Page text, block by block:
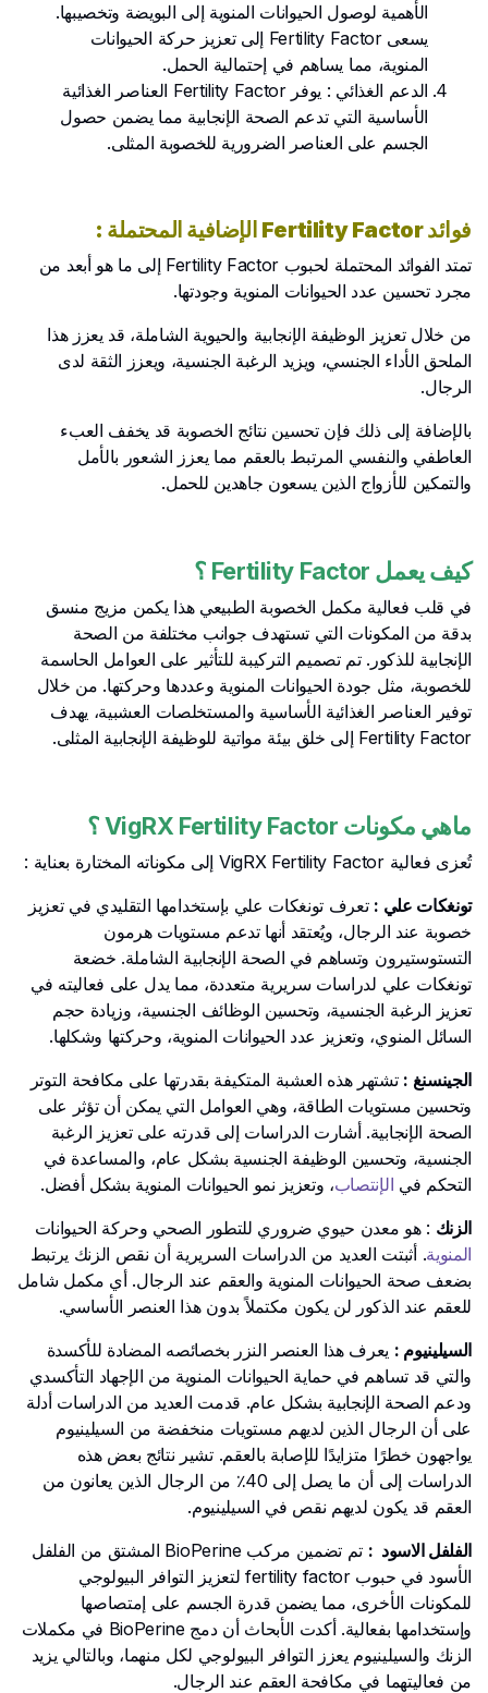
الأهمية لوصول الحيوانات المنوية إلى البويضة وتخصيبها.
يسعى Fertility Factor إلى تعزيز حركة الحيوانات
المنوية، مما يساهم في إحتمالية الحمل.
الدعم الغذائي : يوفر Fertility Factor العناصر الغذائية
الأساسية التي تدعم الصحة الإنجابية مما يضمن حصول
الجسم على العناصر الضرورية للخصوبة المثلى.
فوائد Fertility Factor الإضافية المحتملة :
تمتد الفوائد المحتملة لحبوب Fertility Factor إلى ما هو أبعد من
مجرد تحسين عدد الحيوانات المنوية وجودتها.
من خلال تعزيز الوظيفة الإنجابية والحيوية الشاملة، قد يعزز هذا
الملحق الأداء الجنسي، ويزيد الرغبة الجنسية، ويعزز الثقة لدى
الرجال.
بالإضافة إلى ذلك فإن تحسين نتائج الخصوبة قد يخفف العبء
العاطفي والنفسي المرتبط بالعقم مما يعزز الشعور بالأمل
والتمكين للأزواج الذين يسعون جاهدين للحمل.
كيف يعمل Fertility Factor ؟
في قلب فعالية مكمل الخصوبة الطبيعي هذا يكمن مزيج منسق
بدقة من المكونات التي تستهدف جوانب مختلفة من الصحة
الإنجابية للذكور. تم تصميم التركيبة للتأثير على العوامل الحاسمة
للخصوبة، مثل جودة الحيوانات المنوية وعددها وحركتها. من خلال
توفير العناصر الغذائية الأساسية والمستخلصات العشبية، يهدف
Fertility Factor إلى خلق بيئة مواتية للوظيفة الإنجابية المثلى.
ماهي مكونات VigRX Fertility Factor ؟
تُعزى فعالية VigRX Fertility Factor إلى مكوناته المختارة بعناية :
تونغكات علي : تعرف تونغكات علي بإستخدامها التقليدي في تعزيز
خصوبة عند الرجال، ويُعتقد أنها تدعم مستويات هرمون
التستوستيرون وتساهم في الصحة الإنجابية الشاملة. خضعة
تونغكات علي لدراسات سريرية متعددة، مما يدل على فعاليته في
تعزيز الرغبة الجنسية، وتحسين الوظائف الجنسية، وزيادة حجم
السائل المنوي، وتعزيز عدد الحيوانات المنوية، وحركتها وشكلها.
الجينسنغ : تشتهر هذه العشبة المتكيفة بقدرتها على مكافحة التوتر
وتحسين مستويات الطاقة، وهي العوامل التي يمكن أن تؤثر على
الصحة الإنجابية. أشارت الدراسات إلى قدرته على تعزيز الرغبة
الجنسية، وتحسين الوظيفة الجنسية بشكل عام، والمساعدة في
التحكم في الإنتصاب، وتعزيز نمو الحيوانات المنوية بشكل أفضل.
الزنك : هو معدن حيوي ضروري للتطور الصحي وحركة الحيوانات
المنوية. أثبتت العديد من الدراسات السريرية أن نقص الزنك يرتبط
بضعف صحة الحيوانات المنوية والعقم عند الرجال. أي مكمل شامل
للعقم عند الذكور لن يكون مكتملاً بدون هذا العنصر الأساسي.
السيلينيوم : يعرف هذا العنصر النزر بخصائصه المضادة للأكسدة
والتي قد تساهم في حماية الحيوانات المنوية من الإجهاد التأكسدي
ودعم الصحة الإنجابية بشكل عام. قدمت العديد من الدراسات أدلة
على أن الرجال الذين لديهم مستويات منخفضة من السيلينيوم
يواجهون خطرًا متزايدًا للإصابة بالعقم. تشير نتائج بعض هذه
الدراسات إلى أن ما يصل إلى 40٪ من الرجال الذين يعانون من
العقم قد يكون لديهم نقص في السيلينيوم.
الفلفل الاسود :
تم تضمين مركب BioPerine المشتق من الفلفل
الأسود في حبوب fertility factor لتعزيز التوافر البيولوجي
للمكونات الأخرى، مما يضمن قدرة الجسم على إمتصاصها
وإستخدامها بفعالية. أكدت الأبحاث أن دمج BioPerine في مكملات
الزنك والسيلينيوم يعزز التوافر البيولوجي لكل منهما، وبالتالي يزيد
من فعاليتهما في مكافحة العقم عند الرجال.